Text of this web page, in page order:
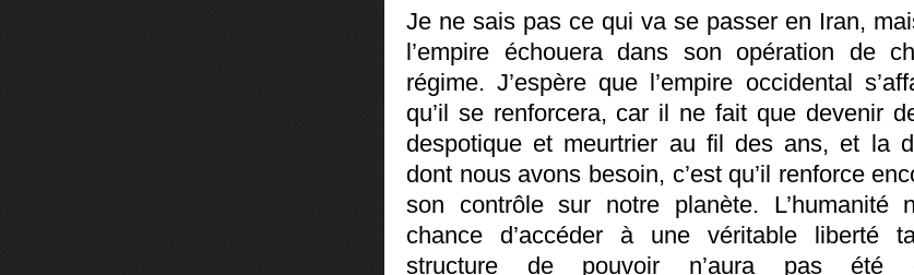
Je ne sais pas ce qui va se passer en Iran,
l’empire échouera dans son opération de
régime. J’espère que l’empire occidental
qu’il se renforcera, car il ne fait que devenir
despotique et meurtrier au fil des ans, et la
dont nous avons besoin, c’est qu’il renforce
son contrôle sur notre planète. L’humanité
chance d’accéder à une véritable liberté
structure de pouvoir n’aura pas été